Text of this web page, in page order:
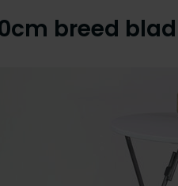
breed blad